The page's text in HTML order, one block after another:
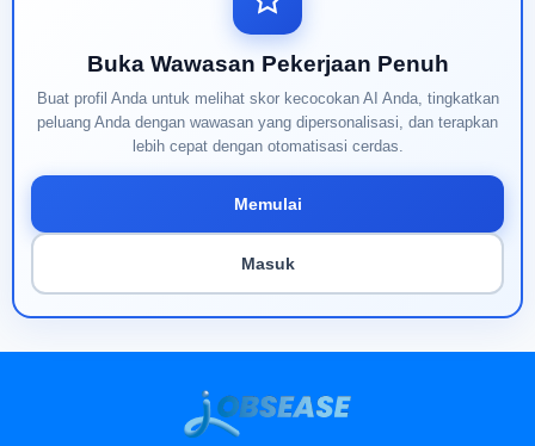
Buka Wawasan Pekerjaan Penuh
Buat profil Anda untuk melihat skor kecocokan AI Anda, tingkatkan
peluang Anda dengan wawasan yang dipersonalisasi, dan terapkan
lebih cepat dengan otomatisasi cerdas.
Memulai
Masuk